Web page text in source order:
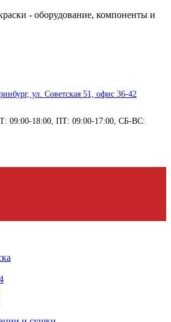
- оборудование, компоненты и
ул. Советская 51, офис 36-42
09:00-18:00 , ПТ: 09:00-17:00 , СБ-ВС: